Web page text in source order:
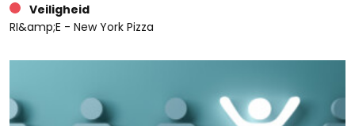
Veiligheid
RI&amp;E - New York Pizza